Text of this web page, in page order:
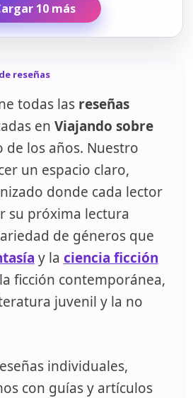
10 más
reseñas
todas las reseñas
en Viajando sobre
los años. Nuestro
un espacio claro,
donde cada lector
su próxima lectura
de géneros que
y la ciencia ficción
ficción contemporánea,
juvenil y la no
individuales,
con guías y artículos